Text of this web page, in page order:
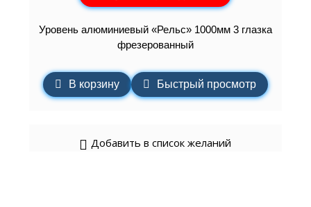
Уровень алюминиевый «Рельс» 1000мм 3 глазка
фрезерованный
В корзину Быстрый просмотр
Добавить в список желаний